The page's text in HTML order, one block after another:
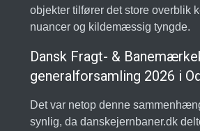
objekter tilfører det store overblik
nuancer og kildemæssig tyngde.
Dansk Fragt- &
generalforsamling 2026 i
Det var netop denne
synlig, da danskejernbaner.dk